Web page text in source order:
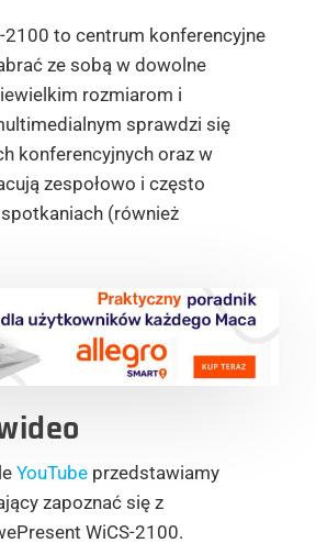
2100 to centrum konferencyjne
ze sobą w dowolne
rozmiarom i
sprawdzi się
konferencyjnych oraz w
zespołowo i często
(również
YouTubeprzedstawiamy
zapoznać się z
WiCS-2100.